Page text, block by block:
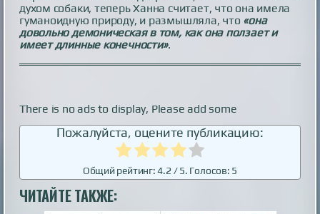
духом собаки, теперь Ханна считает, что она имела
гуманоидную природу, и размышляла, что «она
довольно демоническая в том, как она ползает и
имеет длинные конечности».
There is no ads to display, Please add some
Пожалуйста, оцените публикацию:
Общий рейтинг:4.2 / 5. Голосов: 5
ЧИТАЙТЕ ТАКЖЕ: